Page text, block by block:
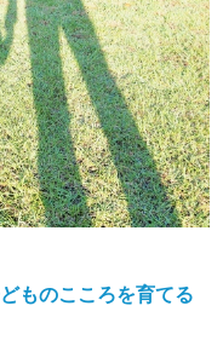
ものこころを育てる